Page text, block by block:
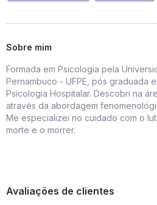
Sobre mim
Formada em Psicologia pela
Pernambuco - UFPE, pós graduada
Psicologia Hospitalar. Descobri na
através da abordagem
Me especializei no cuidado com o
morte e o morrer.
Avaliações de clientes